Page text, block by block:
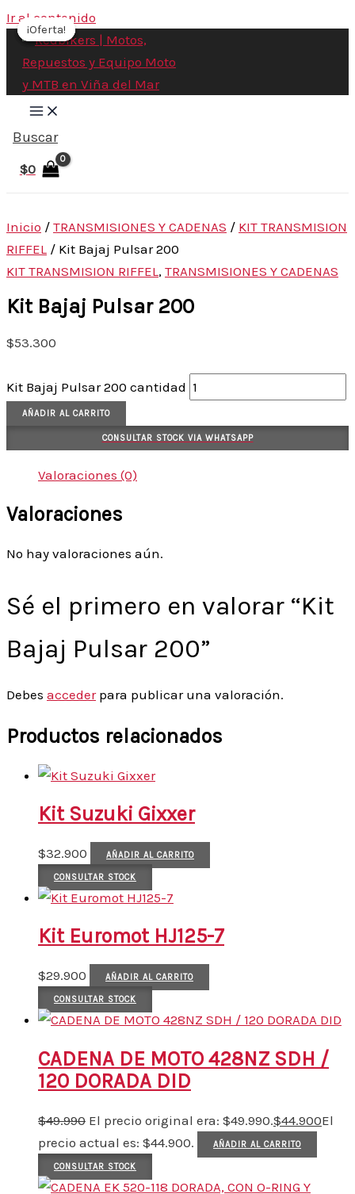
Ir al contenido
Buscar
$0
Inicio / TRANSMISIONES Y CADENAS / KIT TRANSMISION
RIFFEL / Kit Bajaj Pulsar 200
KIT TRANSMISION RIFFEL, TRANSMISIONES Y CADENAS
Kit Bajaj Pulsar 200
$53.300
Kit Bajaj Pulsar 200 cantidad
AÑADIR AL CARRITO
CONSULTAR STOCK VIA WHATSAPP
Valoraciones (0)
Valoraciones
No hay valoraciones aún.
Sé el primero en valorar “Kit
Bajaj Pulsar 200”
Debes accederpara publicar una valoración.
Productos relacionados
Kit Suzuki Gixxer
$32.900 AÑADIR AL CARRITO
CONSULTAR STOCK
Kit Euromot HJ125-7
$29.900 AÑADIR AL CARRITO
CONSULTAR STOCK
¡Oferta!
¡Oferta!
CADENA DE MOTO 428NZ SDH /
120 DORADA DID
$49.990 El precio original era: $49.990.$44.900El
precio actual es: $44.900.
AÑADIR AL CARRITO
CONSULTAR STOCK
¡Oferta!
¡Oferta!